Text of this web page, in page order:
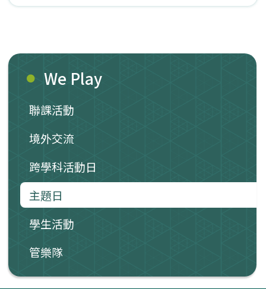
We Play
聯課活動
境外交流
跨學科活動日
主題日
學生活動
管樂隊